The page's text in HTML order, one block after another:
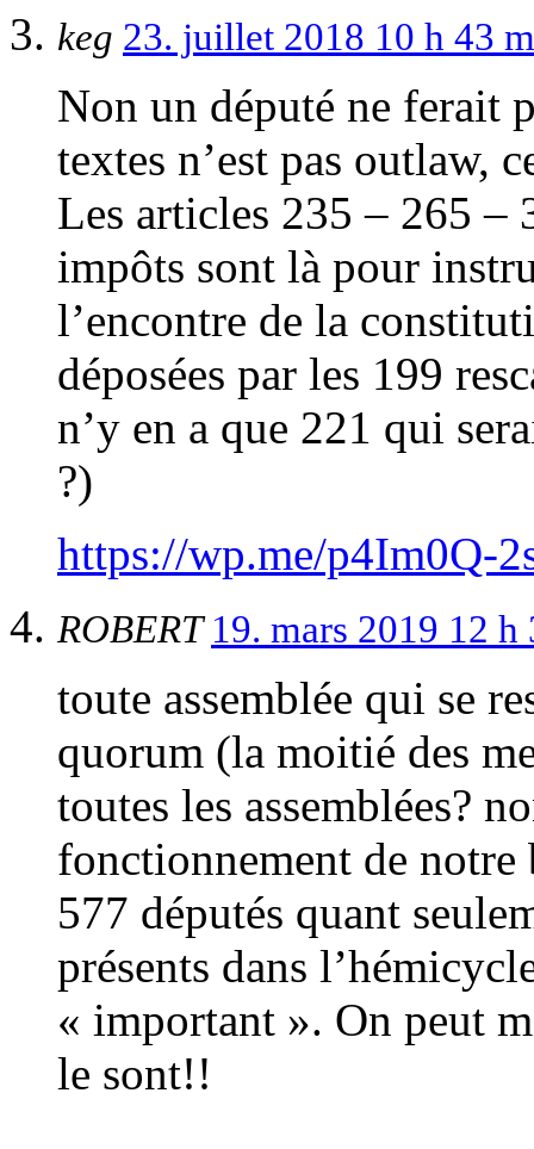
keg 23. juillet 2018 10 h 43
Non un député ne ferait
textes n’est pas outlaw,
Les articles 235 – 265 –
impôts sont là pour
l’encontre de la
déposées par les 199
n’y en a que 221 qui
?)
https://wp.me/p4Im0Q-
ROBERT19. mars 2019 12
toute assemblée qui se
quorum (la moitié des
toutes les assemblées?
fonctionnement de notre
577 députés quant
présents dans
« important ». On peut
le sont!!